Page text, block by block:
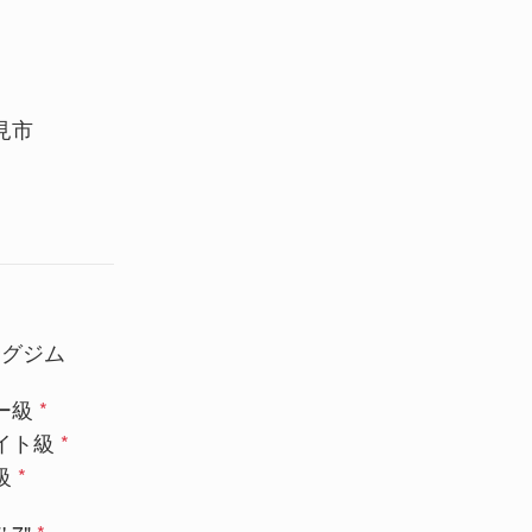
市
ジム
級 *
ト級 *
*